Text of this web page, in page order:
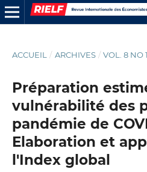
ACCUEIL / ARCHIVES / VOL. 8 NO
Préparation
vulnérabilité des
pandémie de
Elaboration et
l'Index global